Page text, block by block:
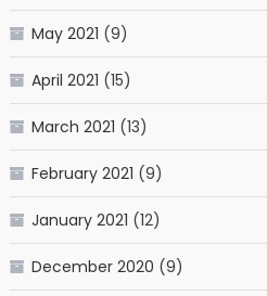
May 2021 (9)
April 2021 (15)
March 2021 (13)
February 2021 (9)
January 2021 (12)
December 2020 (9)